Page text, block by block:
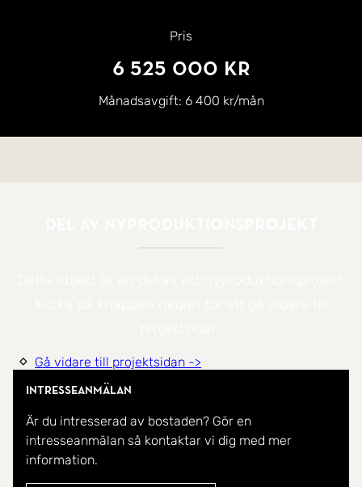
Pris
6 525 000 kr
Månadsavgift: 6 400 kr/mån
Gå vidare till projektsidan ->
Intresseanmälan
Är du intresserad av bostaden? Gör en
intresseanmälan så kontaktar vi dig med mer
information.